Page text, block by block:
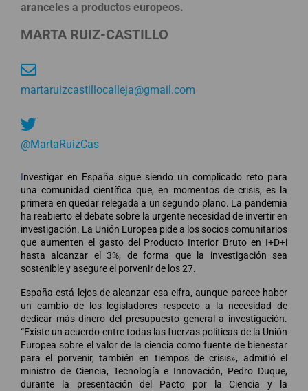
aranceles a productos europeos.
MARTA RUIZ-CASTILLO
martaruizcastillocalleja@gmail.com
@MartaRuizCas
Investigar en España sigue siendo un complicado reto para
una comunidad científica que, en momentos de crisis, es la
primera en quedar relegada a un segundo plano. La pandemia
ha reabierto el debate sobre la urgente necesidad de invertir en
investigación. La Unión Europea pide a los socios comunitarios
que aumenten el gasto del Producto Interior Bruto en I+D+i
hasta alcanzar el 3%, de forma que la investigación sea
sostenible y asegure el porvenir de los 27.
España está lejos de alcanzar esa cifra, aunque parece haber
un cambio de los legisladores respecto a la necesidad de
dedicar más dinero del presupuesto general a investigación.
“Existe un acuerdo entre todas las fuerzas políticas de la Unión
Europea sobre el valor de la ciencia como fuente de bienestar
para el porvenir, también en tiempos de crisis», admitió el
ministro de Ciencia, Tecnología e Innovación, Pedro Duque,
durante la presentación del Pacto por la Ciencia y la